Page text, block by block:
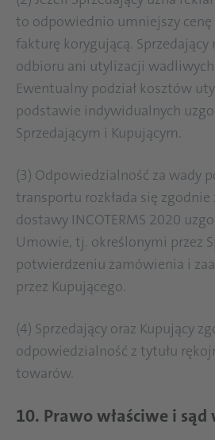
to odpowiednio umniejszy
fakturę korygującą.
odbioru ani utylizacji
Ewentualny podział kosztów
podstawie indywidualnych
Sprzedającym i Kupującym.
(3) Odpowiedzialność za wady
transportu rozkłada się
dostawy INCOTERMS 2020
Umowie, tj. określonymi przez
potwierdzeniu zamówienia i
przez Kupującego.
(4) Sprzedający oraz Kupujący
odpowiedzialność z tytułu
towarów.
10. Prawo właściwe i sąd